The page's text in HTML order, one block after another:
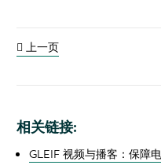
上一页
相关链接:
GLEIF 视频与播客：保障